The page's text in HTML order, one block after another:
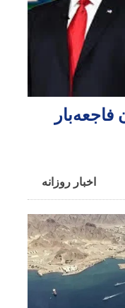
فاجعه‌بار
اخبار روزانه